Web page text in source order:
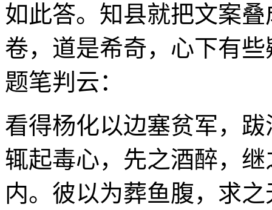
如此答。知县就把文案
卷，道是希奇，心下有
题笔判云：
看得杨化以边塞贫军，
辄起毒心，先之酒醉，
内。彼以为葬鱼腹，求